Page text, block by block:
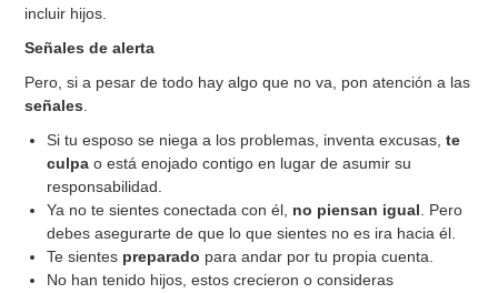
incluir hijos.
Señales de alerta
Pero, si a pesar de todo hay algo que no va, pon atención a las
señales
Si tu esposo se niega a los problemas, inventa excusas,te
culpao está enojado contigo en lugar de asumir su
responsabilidad.
Ya no te sientes conectada con él, no piensan igual . Pero
debes asegurarte de que lo que sientes no es ira hacia él.
Te sientes preparado para andar por tu propia cuenta.
No han tenido hijos, estos crecieron o consideras